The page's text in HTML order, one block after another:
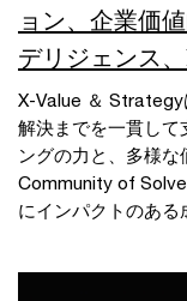
ョン、企業価
デリジェンス、
X-Value ＆ Strategy
解決までを一貫して
ングの力と、多様な
Community of
にインパクトのある